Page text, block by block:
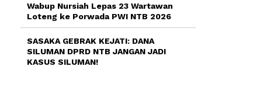
Wabup Nursiah Lepas 23 Wartawan
Loteng ke Porwada PWI NTB 2026
SASAKA GEBRAK KEJATI: DANA
SILUMAN DPRD NTB JANGAN JADI
KASUS SILUMAN!